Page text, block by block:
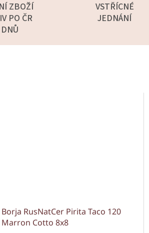
ZBOŽÍ
PO ČR
VSTŘÍCNÉ
JEDNÁNÍ
Borja RusNatCer Pirita Taco 120
Marron Cotto 8x8